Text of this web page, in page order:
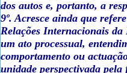
dos autos e, portanto, a
9º. Acresce ainda que
Relações Internacionais
um ato processual,
comportamento ou
unidade perspectivada